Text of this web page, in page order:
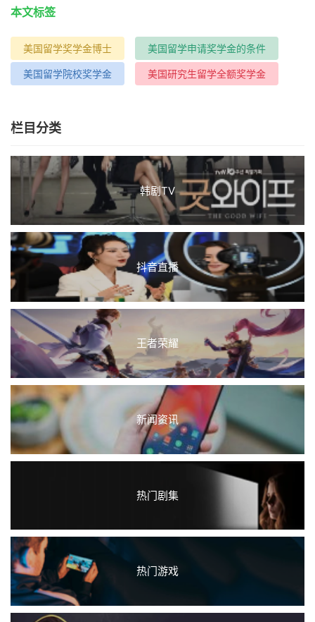
本文标签
美国留学奖学金博士 美国留学申请奖学金的条件
美国留学院校奖学金 美国研究生留学全额奖学金
栏目分类
韩剧TV
抖音直播
王者荣耀
新闻资讯
热门剧集
热门游戏